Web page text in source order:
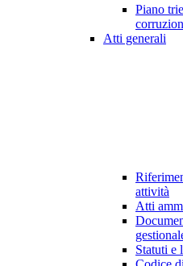
Piano
Atti generali
attività
Atti
Statuti e